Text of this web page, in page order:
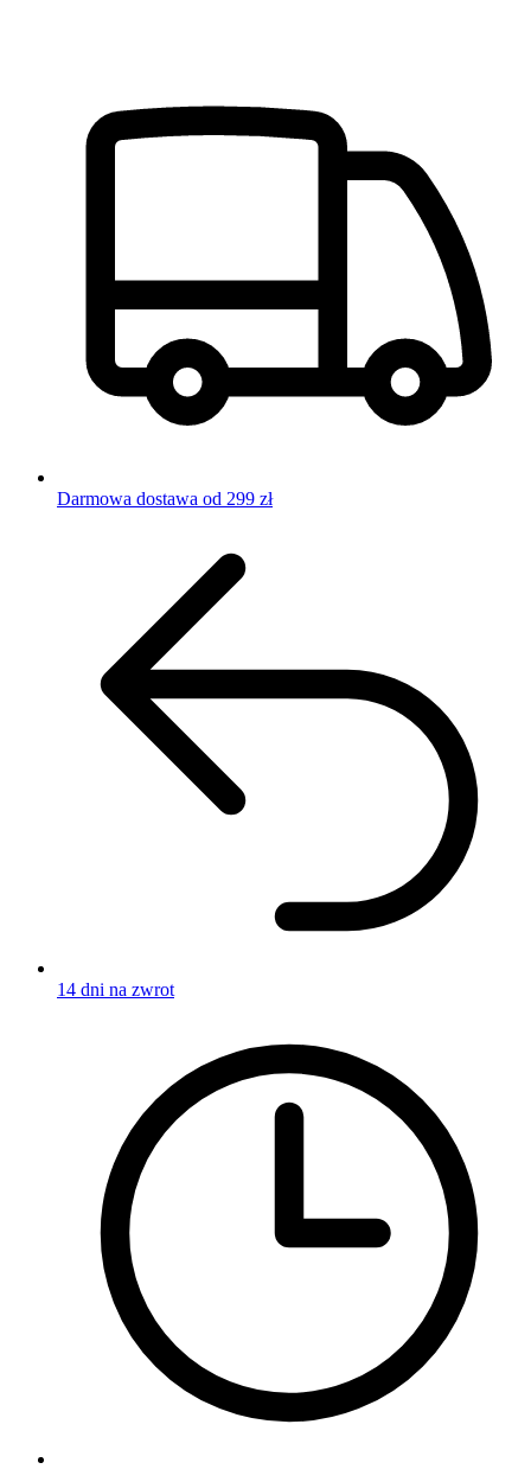
Darmowa dostawa od 299 zł
14 dni na zwrot